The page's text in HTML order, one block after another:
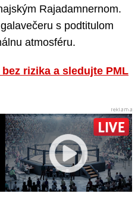
Rajadamnernom.
s podtitulom
atmosféru.
rizika a sledujte PML